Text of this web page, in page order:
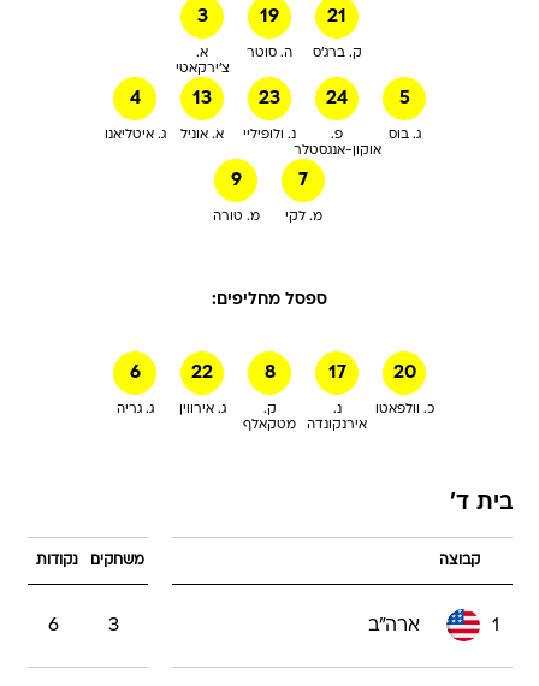
3
א.
צ'ירקאטי
19
ה. סוטר
21
ק. ברג'ס
4
ג. איטליאנו
13
א. אוניל
23
נ. ולופיליי
24
פ.
אוקון-אנגסטלר
5
ג. בוס
9
מ. טורה
7
מ. לקי
ספסל מחליפים:
6
ג. גריה
22
ג. אירווין
8
ק.
מטקאלף
17
נ.
אירנקונדה
20
כ. וולפאטו
בית ד'
קבוצה משחקים נקודות
1 ארה"ב 3
6